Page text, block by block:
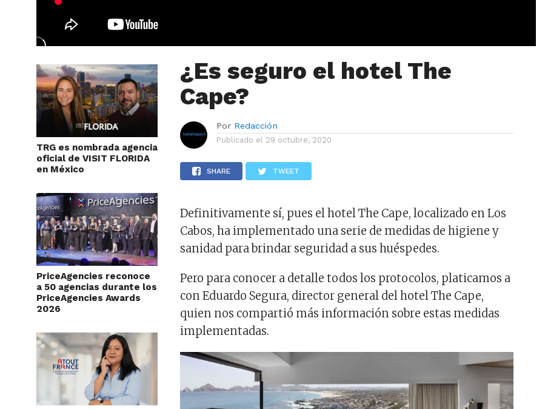
TRG es nombrada agencia
oficial de VISIT FLORIDA
en México
PriceAgencies reconoce
a 50 agencias durante los
PriceAgencies Awards
2026
¿Es seguro el hotel The
Cape?
Por Redacción
Publicado el 29 octubre, 2020
SHARE TWEET
Definitivamente sí, pues el hotel The Cape, localizado en Los
Cabos, ha implementado una serie de medidas de higiene y
sanidad para brindar seguridad a sus huéspedes.
Pero para conocer a detalle todos los protocolos, platicamos a
con Eduardo Segura, director general del hotel The Cape,
quien nos compartió más información sobre estas medidas
implementadas.